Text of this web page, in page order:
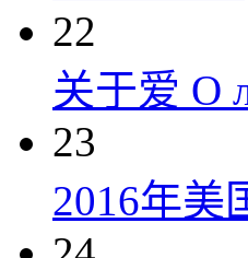
22
关于爱 О
23
2016年美